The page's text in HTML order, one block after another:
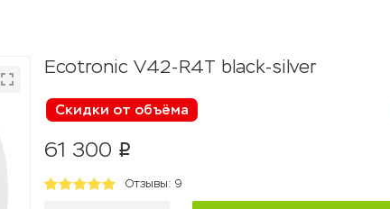
Ecotronic V42-R4T black-silver
Скидки от объёма
61 300 p
Отзывы: 9